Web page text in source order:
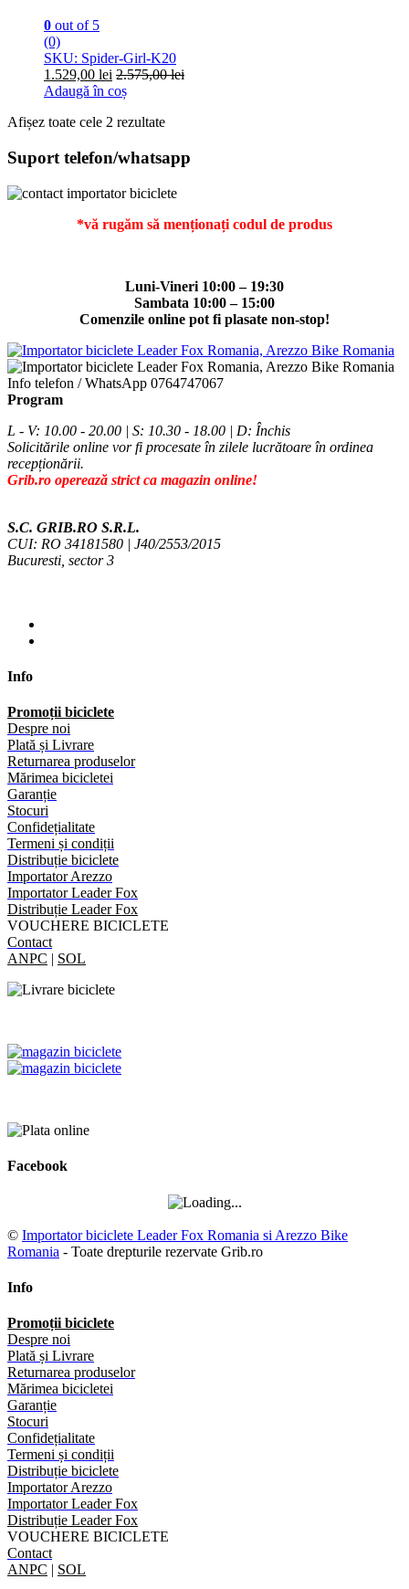
0 out of 5
(0)
SKU: Spider-Girl-K20
1.529,00 lei 2.575,00lei
Adaugă în coș
Afișez toate cele 2 rezultate
Suport telefon/whatsapp
*vă rugăm să menționați codul de produs
Luni-Vineri 10:00 – 19:30
Sambata 10:00 – 15:00
Comenzile online pot fi plasate non-stop!
Info telefon / WhatsApp 0764747067
Program
L - V: 10.00 - 20.00 | S: 10.30 - 18.00 | D: Închis
Solicitările online vor fi procesate în zilele lucrătoare în ordinea
recepționării.
Grib.ro operează strict ca magazin online!
S.C. GRIB.RO S.R.L.
CUI: RO 34181580 | J40/2553/2015
Bucuresti, sector 3
Info
Promoții biciclete
Despre noi
Plată și Livrare
Returnarea produselor
Mărimea bicicletei
Garanție
Stocuri
Confidețialitate
Termeni și condiții
Distribuție biciclete
Importator Arezzo
Importator Leader Fox
Distribuție Leader Fox
VOUCHERE BICICLETE
Contact
ANPC | SOL
Facebook
© Importator biciclete Leader Fox Romania si Arezzo Bike
Romania - Toate drepturile rezervate Grib.ro
Info
Promoții biciclete
Despre noi
Plată și Livrare
Returnarea produselor
Mărimea bicicletei
Garanție
Stocuri
Confidețialitate
Termeni și condiții
Distribuție biciclete
Importator Arezzo
Importator Leader Fox
Distribuție Leader Fox
VOUCHERE BICICLETE
Contact
ANPC | SOL